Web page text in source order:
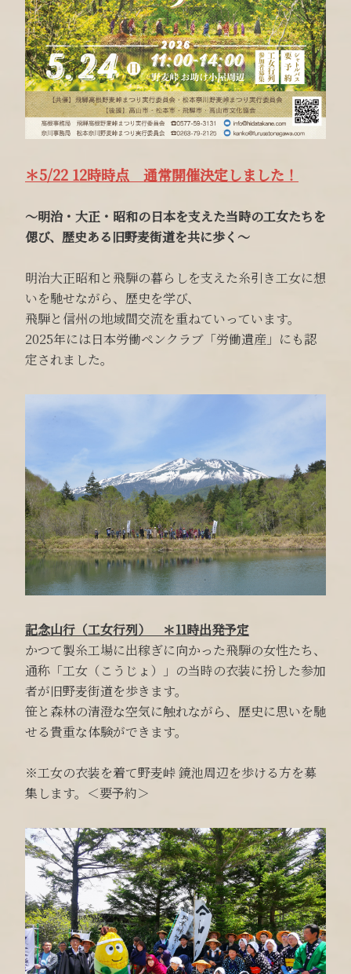
＊5/22 12時時点 通常開催決定しました！
～明治・大正・昭和の日本を支えた当時の工女たちを
偲び、歴史ある旧野麦街道を共に歩く～
明治大正昭和と飛騨の暮らしを支えた糸引き工女に想
いを馳せながら、歴史を学び、
飛騨と信州の地域間交流を重ねていっています。
2025年には日本労働ペンクラブ「労働遺産」にも認
定されました。
記念山行（工女行列） ＊11時出発予定
かつて製糸工場に出稼ぎに向かった飛騨の女性たち、
通称「工女（こうじょ）」の当時の衣装に扮した参加
者が旧野麦街道を歩きます。
笹と森林の清澄な空気に触れながら、歴史に思いを馳
せる貴重な体験ができます。
※工女の衣装を着て野麦峠 鏡池周辺を歩ける方を募
集します。＜要予約＞